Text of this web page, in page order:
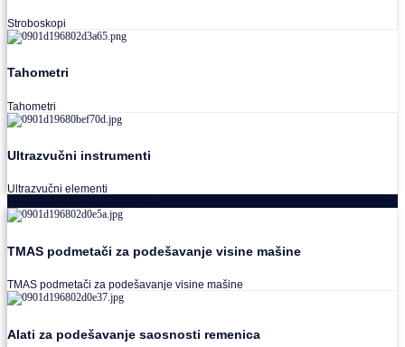
Stroboskopi
Tahometri
Tahometri
Ultrazvučni instrumenti
Ultrazvučni elementi
TMAS podmetači za podešavanje visine mašine
TMAS podmetači za podešavanje visine mašine
Alati za podešavanje saosnosti remenica